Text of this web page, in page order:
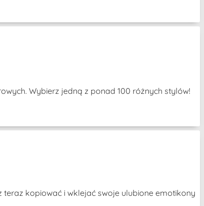
Wybierz jedną z ponad 100 różnych stylów!
teraz kopiować i wklejać swoje ulubione emotikony